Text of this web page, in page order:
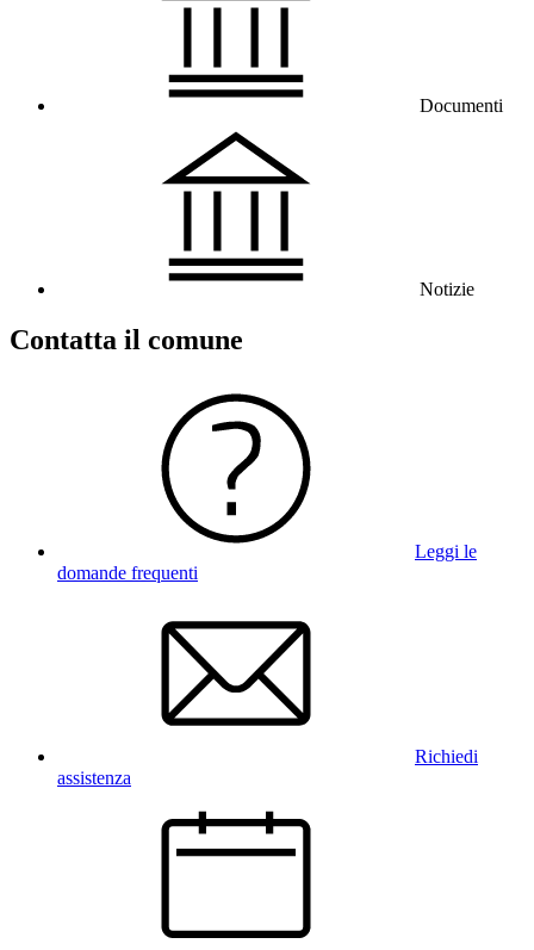
Documenti
Notizie
Contatta il comune
Leggi le
domande frequenti
Richiedi
assistenza